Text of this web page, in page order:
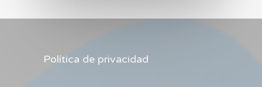
Política de privacidad